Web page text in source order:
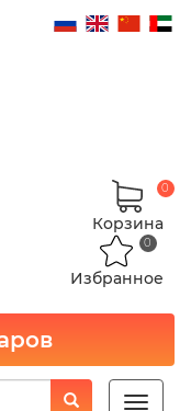
Корзина
0
Избранное
0
Toggle